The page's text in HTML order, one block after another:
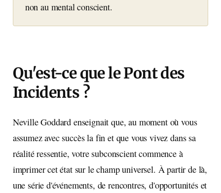
non au mental conscient.
Qu'est-ce que le Pont des
Incidents ?
Neville Goddard enseignait que, au moment où vous
assumez avec succès la fin et que vous vivez dans sa
réalité ressentie, votre subconscient commence à
imprimer cet état sur le champ universel. À partir de là,
une série d'événements, de rencontres, d'opportunités et